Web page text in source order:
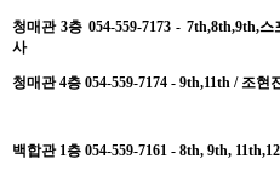
청매관 3층 054-559-7173 - 7th,8th,9th,
사
청매관 4층 054-559-7174 - 9th,11th / 조
백합관 1층 054-559-7161 - 8th, 9th,